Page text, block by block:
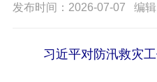
发布时间：2026-07-07 编
习近平对防汛救灾